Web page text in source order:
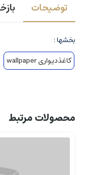
توضیحات
بخشها :
کاغذدیواری wallpaper
محصولات مرتبط